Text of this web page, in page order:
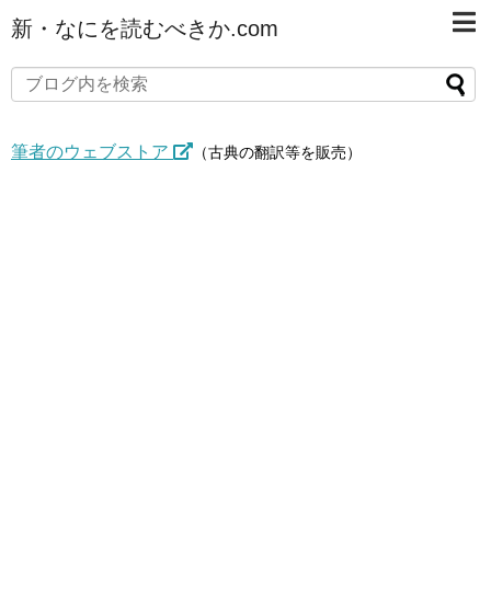
新・なにを読むべきか.com
筆者のウェブストア （古典の翻訳等を販売）